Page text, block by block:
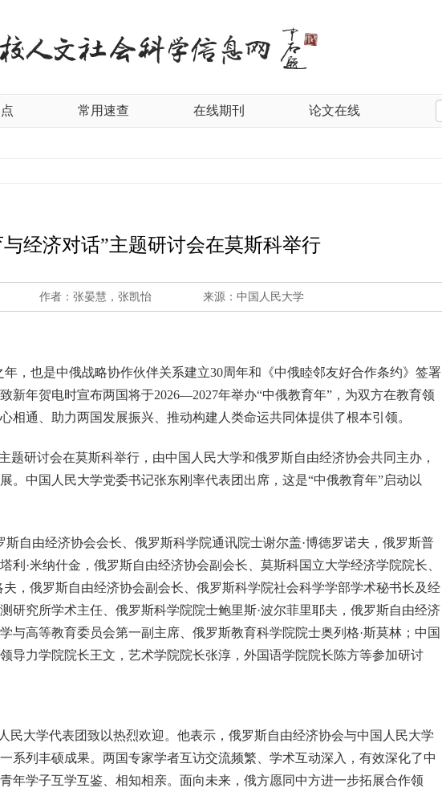
点 常用速查 在线期刊 论文在线
与经济对话”主题研讨会在莫斯科举行
作者：张晏慧，张凯怡 来源：中国人民大学
，也是中俄战略协作伙伴关系建立30周年和《中俄睦邻友好合作条约》签署
新年贺电时宣布两国将于2026—2027年举办“中俄教育年”，为双方在教育领
相通、助力两国发展振兴、推动构建人类命运共同体提供了根本引领。
题研讨会在莫斯科举行，由中国人民大学和俄罗斯自由经济协会共同主办，
。中国人民大学党委书记张东刚率代表团出席，这是“中俄教育年”启动以
自由经济协会会长、俄罗斯科学院通讯院士谢尔盖·博德罗诺夫，俄罗斯普
利·米纳什金，俄罗斯自由经济协会副会长、莫斯科国立大学经济学院院长、
，俄罗斯自由经济协会副会长、俄罗斯科学院社会科学学部学术秘书长及经
研究所学术主任、俄罗斯科学院院士鲍里斯·波尔菲里耶夫，俄罗斯自由经济
与高等教育委员会第一副主席、俄罗斯教育科学院院士奥列格·斯莫林；中国
导力学院院长王文，艺术学院院长张淳，外国语学院院长陈方等参加研讨
民大学代表团致以热烈欢迎。他表示，俄罗斯自由经济协会与中国人民大学
系列丰硕成果。两国专家学者互访交流频繁、学术互动深入，有效深化了中
年学子互学互鉴、相知相亲。面向未来，俄方愿同中方进一步拓展合作领